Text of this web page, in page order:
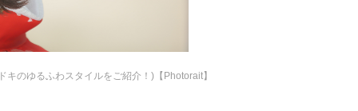
のゆるふわスタイルをご紹介！)【Photorait】